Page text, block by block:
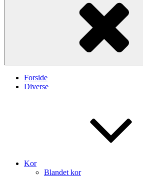
Forside
Diverse
Kor
Blandet kor